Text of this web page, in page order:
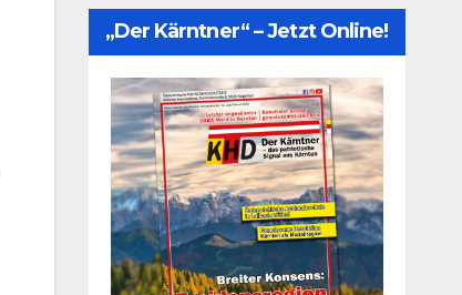
„Der Kärntner“ – Jetzt Online!